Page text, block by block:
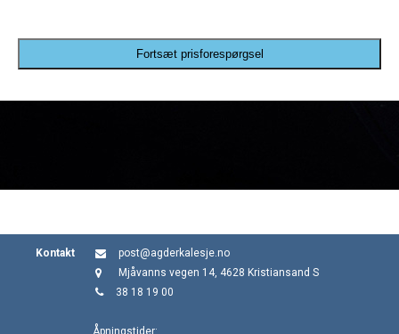
Fortsæt prisforespørgsel
Kontakt
post@agderkalesje.no
Mjåvanns vegen 14, 4628 Kristiansand S
38 18 19 00
Åpningstider: